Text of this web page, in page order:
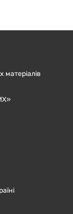
матеріалів